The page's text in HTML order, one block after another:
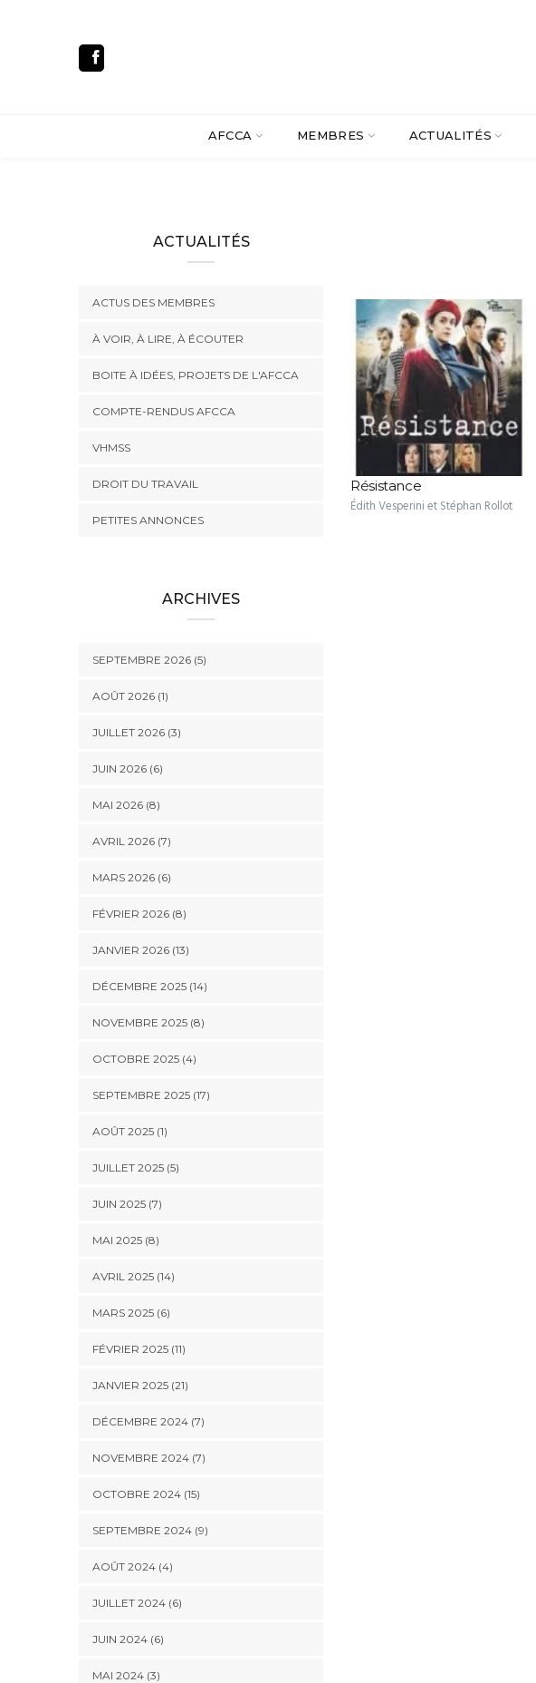
AFCCA MEMBRES ACTUALITÉS
Résistance
Édith Vesperini et Stéphan Rollot
ACTUALITÉS
ACTUS DES MEMBRES
À VOIR, À LIRE, À ÉCOUTER
BOITE À IDÉES, PROJETS DE L'AFCCA
COMPTE-RENDUS AFCCA
VHMSS
DROIT DU TRAVAIL
PETITES ANNONCES
ARCHIVES
SEPTEMBRE 2026 (5)
AOÛT 2026 (1)
JUILLET 2026 (3)
JUIN 2026 (6)
MAI 2026 (8)
AVRIL 2026 (7)
MARS 2026 (6)
FÉVRIER 2026 (8)
JANVIER 2026 (13)
DÉCEMBRE 2025 (14)
NOVEMBRE 2025 (8)
OCTOBRE 2025 (4)
SEPTEMBRE 2025 (17)
AOÛT 2025 (1)
JUILLET 2025 (5)
JUIN 2025 (7)
MAI 2025 (8)
AVRIL 2025 (14)
MARS 2025 (6)
FÉVRIER 2025 (11)
JANVIER 2025 (21)
DÉCEMBRE 2024 (7)
NOVEMBRE 2024 (7)
OCTOBRE 2024 (15)
SEPTEMBRE 2024 (9)
AOÛT 2024 (4)
JUILLET 2024 (6)
JUIN 2024 (6)
MAI 2024 (3)